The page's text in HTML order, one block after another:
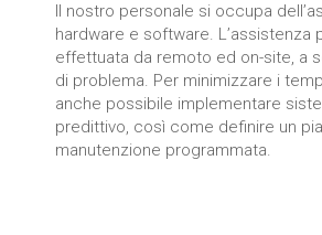
Il nostro personale si occupa
hardware e software. L’assistenza
effettuata da remoto ed on-site, a
di problema. Per minimizzare i
anche possibile implementare
predittivo, così come definire un
manutenzione programmata.